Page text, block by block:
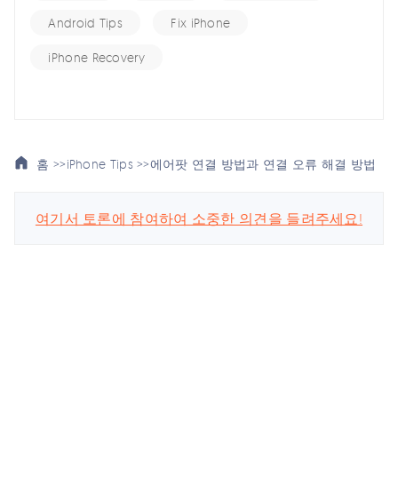
Android Tips Fix iPhone
iPhone Recovery
홈 >>iPhone Tips >>에어팟 연결 방법과 연결 오류 해결 방법
여기서 토론에 참여하여 소중한 의견을 들려주세요!